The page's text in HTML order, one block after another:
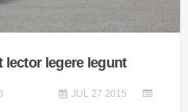
lector legere legunt
JUL 27 2015